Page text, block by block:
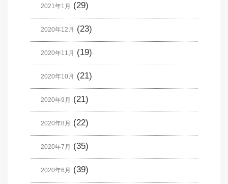
2021年1月 (29)
2020年12月 (23)
2020年11月 (19)
2020年10月 (21)
2020年9月 (21)
2020年8月 (22)
2020年7月 (35)
2020年6月 (39)